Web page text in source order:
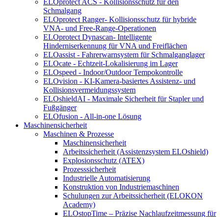
Schmalgang
ELOprotect Ranger- Kollisionsschutz für hybride
VNA- und Free-Range-Operationen
ELOprotect Dynascan- Intelligente
Hinderniserkennung für VNA und Freiflächen
ELOassist - Fahrerwarnsystem für Schmalganglager
ELOcate - Echtzeit-Lokalisierung im Lager
ELOspeed - Indoor/Outdoor Tempokontrolle
ELOvision - KI-Kamera-basiertes Assistenz- und
Kollisionsvermeidungssystem
ELOshieldAI - Maximale Sicherheit für Stapler und
Fußgänger
ELOfusion - All-in-one Lösung
Maschinensicherheit
Maschinen & Prozesse
Maschinensicherheit
Arbeitssicherheit (Assistenzsystem ELOshield)
Explosionsschutz (ATEX)
Prozesssicherheit
Industrielle Automatisierung
Konstruktion von Industriemaschinen
Schulungen zur Arbeitssicherheit (ELOKON
Academy)
ELOstopTime – Präzise Nachlaufzeitmessung für